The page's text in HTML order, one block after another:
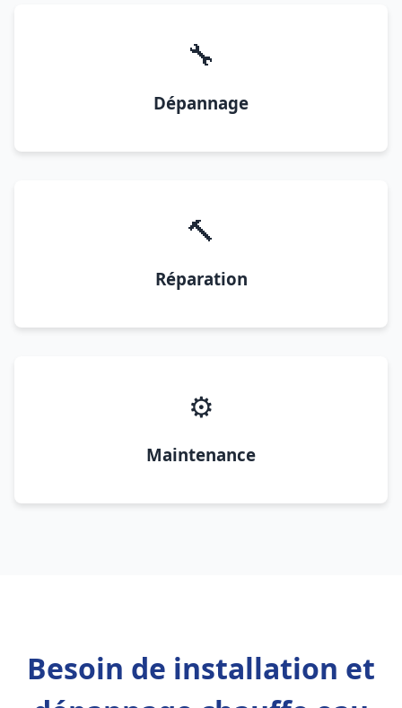
🔧
Dépannage
🔨
Réparation
⚙️
Maintenance
Besoin de installation et